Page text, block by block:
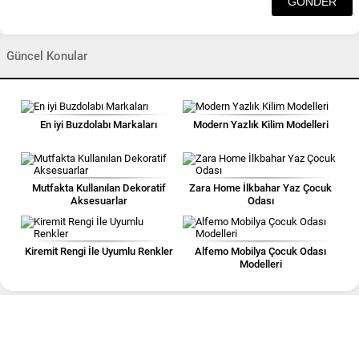
Güncel Konular
En iyi Buzdolabı Markaları Modern Yazlık Kilim Modelleri
Mutfakta Kullanılan Dekoratif
Aksesuarlar
Zara Home İlkbahar Yaz Çocuk
Odası
Kiremit Rengi İle Uyumlu Renkler
Alfemo Mobilya Çocuk Odası
Modelleri